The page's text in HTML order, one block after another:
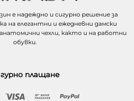
е надеждно и сигурно решение за
на елегантни и ежедневни дамски
чехли, както и на работни
обувки.
плащане
Cash
Visa
Bank
PayPal